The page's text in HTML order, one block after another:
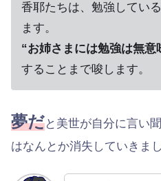
香耶たちは、勉強してい
ます。
“お姉さまには勉強は無意
することまで唆します。
夢だと美世が自分に言い
はなんとか消失していきまし